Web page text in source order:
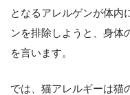
となるアレルゲンが体内
ンを排除しようと、身体
を言います。
では、猫アレルギーは猫